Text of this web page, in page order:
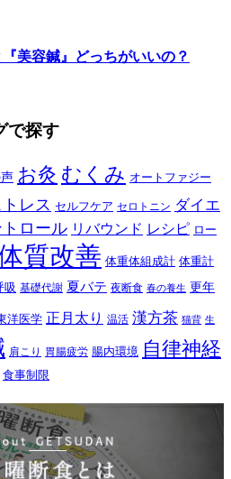
美容鍼』どっちがいいの？
で探す
お灸 むくみ オートファジー
トレス セルフケア セロトニン ダイエ
ロール リバウンド レシピ ロー
質改善 体重体組成計 体重計
吸 基礎代謝 夏バテ 夜断食 春の養生 更年
洋医学 正月太り 温活 漢方茶 猫背 生
肩こり 胃腸疲労 腸内環境 自律神経
食事制限